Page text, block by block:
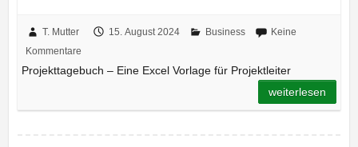
T. Mutter 15. August 2024 Business
Keine
Kommentare
Projekttagebuch – Eine Excel Vorlage für Projektleiter
weiterlesen